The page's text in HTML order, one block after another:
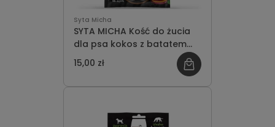
Syta Micha
SYTA MICHA Kość do żucia
dla psa kokos z batatem
12cm
15,00 zł